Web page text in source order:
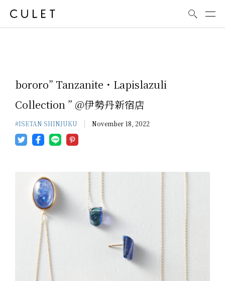
News
bororo” Tanzanite・Lapislazuli
Collection ” @伊勢丹新宿店
#ISETAN SHINJUKU November 18, 2022